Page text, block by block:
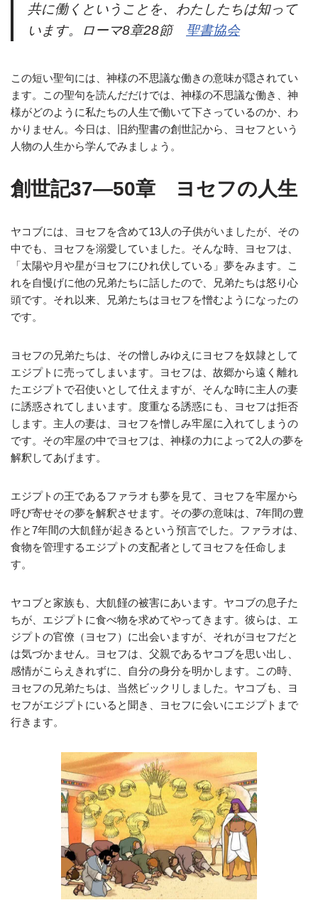
共に働くということを、わたしたちは知って
います。ローマ8章28節 聖書協会
この短い聖句には、神様の不思議な働きの意味が隠されてい
ます。この聖句を読んだだけでは、神様の不思議な働き、神
様がどのように私たちの人生で働いて下さっているのか、わ
かりません。今日は、旧約聖書の創世記から、ヨセフという
人物の人生から学んでみましょう。
創世記37—50章 ヨセフの人生
ヤコブには、ヨセフを含めて13人の子供がいましたが、その
中でも、ヨセフを溺愛していました。そんな時、ヨセフは、
「太陽や月や星がヨセフにひれ伏している」夢をみます。こ
れを自慢げに他の兄弟たちに話したので、兄弟たちは怒り心
頭です。それ以来、兄弟たちはヨセフを憎むようになったの
です。
ヨセフの兄弟たちは、その憎しみゆえにヨセフを奴隷として
エジプトに売ってしまいます。ヨセフは、故郷から遠く離れ
たエジプトで召使いとして仕えますが、そんな時に主人の妻
に誘惑されてしまいます。度重なる誘惑にも、ヨセフは拒否
します。主人の妻は、ヨセフを憎しみ牢屋に入れてしまうの
です。その牢屋の中でヨセフは、神様の力によって2人の夢を
解釈してあげます。
エジプトの王であるファラオも夢を見て、ヨセフを牢屋から
呼び寄せその夢を解釈させます。その夢の意味は、7年間の豊
作と7年間の大飢饉が起きるという預言でした。ファラオは、
食物を管理するエジプトの支配者としてヨセフを任命しま
す。
ヤコブと家族も、大飢饉の被害にあいます。ヤコブの息子た
ちが、エジプトに食べ物を求めてやってきます。彼らは、エ
ジプトの官僚（ヨセフ）に出会いますが、それがヨセフだと
は気づかません。ヨセフは、父親であるヤコブを思い出し、
感情がこらえきれずに、自分の身分を明かします。この時、
ヨセフの兄弟たちは、当然ビックリしました。ヤコブも、ヨ
セフがエジプトにいると聞き、ヨセフに会いにエジプトまで
行きます。